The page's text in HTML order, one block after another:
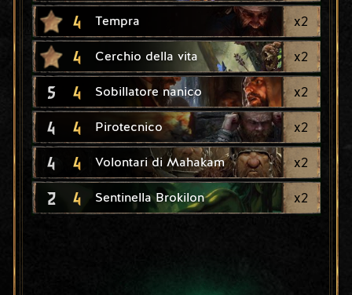
4 Tempra x2
4 Cerchio della vita x2
5 4 Sobillatore nanico x2
4 4 Pirotecnico x2
4 4 Volontari di Mahakam x2
2 4 Sentinella Brokilon x2